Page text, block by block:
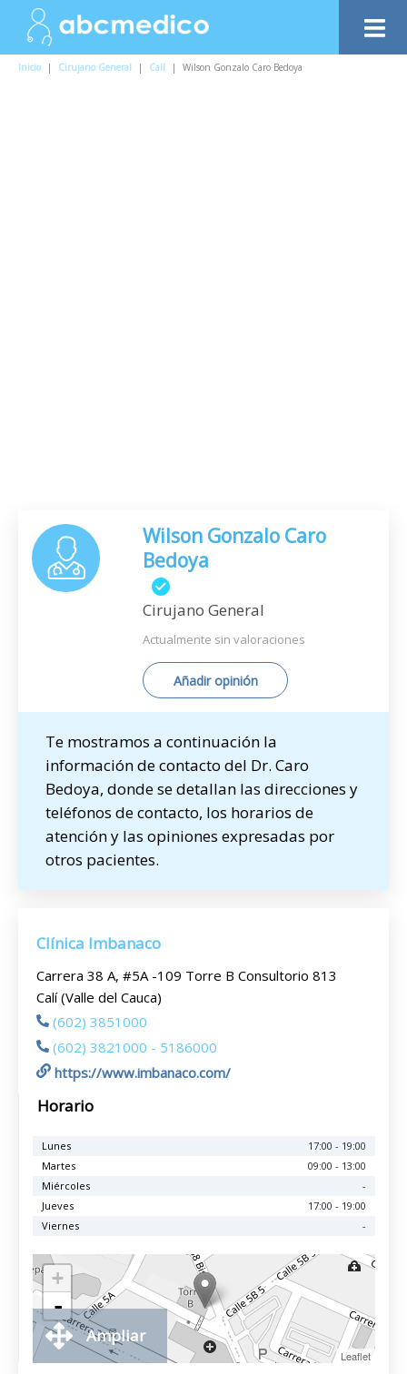
Inicio | Cirujano General | Calí | Wilson Gonzalo Caro Bedoya
Wilson Gonzalo Caro
Bedoya
Cirujano General
Actualmente sin valoraciones
Añadir opinión
Te mostramos a continuación la
información de contacto del Dr. Caro
Bedoya, donde se detallan las direcciones y
teléfonos de contacto, los horarios de
atención y las opiniones expresadas por
otros pacientes.
Clínica Imbanaco
Carrera 38 A, #5A -109 Torre B Consultorio 813
Calí (Valle del Cauca)
(602) 3851000
(602) 3821000 - 5186000
https://www.imbanaco.com/
Horario
Lunes
17:00 - 19:00
Martes
09:00 - 13:00
Miércoles
-
Jueves
17:00 - 19:00
Viernes
-
+
-
Leaflet
Ampliar